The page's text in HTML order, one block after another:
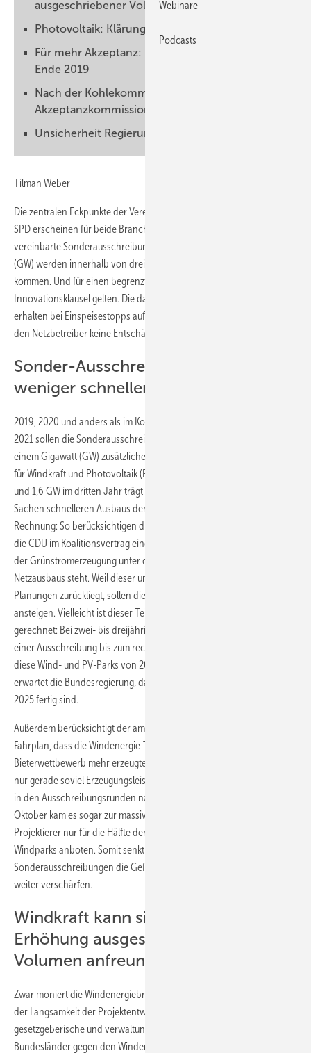
ausgeschriebener Volumen anfreunden
Photovoltaik: Klärung vertagt
Für mehr Akzeptanz: Neue Unsicherheit bis
Ende 2019
Nach der Kohlekommission eine
Akzeptanzkommission
Unsicherheit Regierungsbeteiligung SPD
Tilman Weber
Die zentralen Eckpunkte der Vereinbarung zwischen CDU, CSU und
SPD erscheinen für beide Branchen verkraftbar: Im Koalitionsvertrag
vereinbarte Sonderausschreibungsvolumen von jeweils vier Gigawatt
(GW) werden innerhalb von drei statt zwei Jahren auf den Markt
kommen. Und für einen begrenzten Anteil davon wird eine
Innovationsklausel gelten. Die darunter siegreichen Anlagenparks
erhalten bei Einspeisestopps aufgrund überfüllter Leitungen durch
den Netzbetreiber keine Entschädigung mehr.
Sonder-Ausschreibungen für etwas
weniger schnellere Energiewende
2019, 2020 und anders als im Koalitionsvertrag noch anvisiert noch
2021 sollen die Sonderausschreibungen erfolgen. Die Staffelung von
einem Gigawatt (GW) zusätzlichem Ausschreibungsvolumen jeweils
für Windkraft und Photovoltaik (PV) im ersten Jahr, 1,4 GW im zweiten
und 1,6 GW im dritten Jahr trägt zwei Argumenten der Skeptiker in
Sachen schnelleren Ausbaus der Grünstromerzeugung hier
Rechnung: So berücksichtigen die Klimapolitiker der SPD den durch
die CDU im Koalitionsvertrag eingenisteten Passus, dass aller Ausbau
der Grünstromerzeugung unter dem Vorbehalt des rechtzeitigen
Netzausbaus steht. Weil dieser um Jahre hinter ursprünglichen
Planungen zurückliegt, sollen die Sonder-Tender nur langsam
ansteigen. Vielleicht ist dieser Teil der Vereinbarung sogar richtig
gerechnet: Bei zwei- bis dreijährigen Entwicklungsverfahren nach
einer Ausschreibung bis zum rechtssicheren Netzanschluss würden
diese Wind- und PV-Parks von 2022 bis 2025 online gehen. Dabei
erwartet die Bundesregierung, dass die neuen Stromautobahnen
2025 fertig sind.
Außerdem berücksichtigt der am Wochenende in Berlin vorgestellte
Fahrplan, dass die Windenergie-Tender 2018 keinen
Bieterwettbewerb mehr erzeugten: Die Windparkprojektierer boten
nur gerade soviel Erzeugungsleistung an, wie die Bundesnetzagentur
in den Ausschreibungsrunden nachfragte. In der vierten Runde im
Oktober kam es sogar zur massiven Unterzeichnung, als die
Projektierer nur für die Hälfte der ausgeschriebenen Volumen neue
Windparks anboten. Somit senkt die Streckung der
Sonderausschreibungen die Gefahr, dass sich die Unterzeichnungen
weiter verschärfen.
Windkraft kann sich mit langsamer
Erhöhung ausgeschriebener
Volumen anfreunden
Zwar moniert die Windenergiebranche öffentlich gerne, Schuld an
der Langsamkeit der Projektentwickler hätten immer massivere
gesetzgeberische und verwaltungstechnische Bremsmanöver der
Bundesländer gegen den Windenergieausbau. Ohne diese – und mit
Webinare
Podcasts